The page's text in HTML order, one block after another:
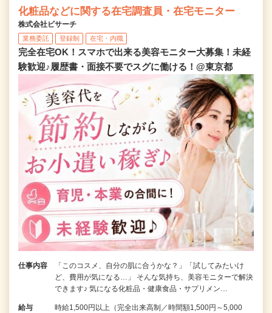
化粧品などに関する在宅調査員・在宅モニター
株式会社ビサーチ
業務委託 登録制 在宅・内職
完全在宅OK！スマホで出来る美容モニター大募集！未経
験歓迎♪履歴書・面接不要でスグに働ける！@東京都
仕事内容
「このコスメ、自分の肌に合うかな？」「試してみたいけ
ど、費用が気になる…」 そんな気持ち、美容モニターで解決
できます♪ 気になる化粧品・健康食品・サプリメン…
給与
時給1,500円以上（完全出来高制／時間額1,500円～5,000